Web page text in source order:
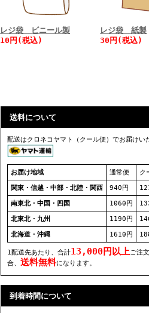
レジ袋 ビニール製
10円(税込)
レジ袋 紙製
30円(税込)
送料について
配送はクロネコヤマト（クール便）でお届けい
お届け地域 通常便
ク
関東・信越・中部・北陸・関西
940円
南東北・中国・四国
1060円
北東北・九州
1190円
北海道・沖縄
1610円
1配送先あたり、合計13,000円以上ご注
合、送料無料になります。
到着時間について